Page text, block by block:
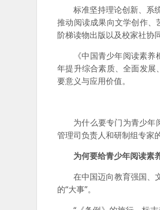
标准坚持理论创新、系
推动阅读成果向文学创作、
阶梯读物出版以及校家社协
《中国青少年阅读素
年提升综合素质、全面发
要意义与应用价值。
为什么要专门为青少年
管理司负责人和研制组专家
为何要给青少年阅读素
在中国迈向教育强国、
的“大事”。